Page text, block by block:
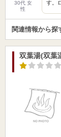
30代 女
性
す。
関連情報から探
双葉湯(双葉